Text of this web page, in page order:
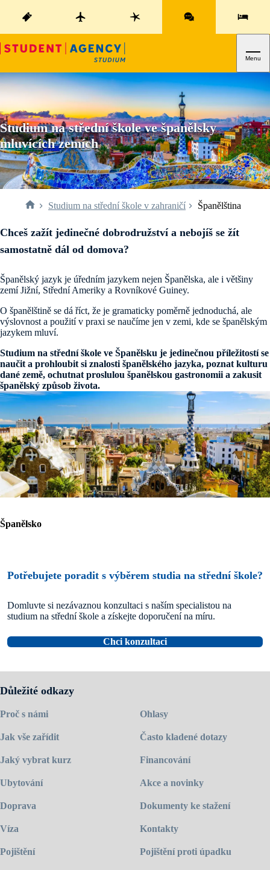
Menu
Studium na střední škole ve španělsky
mluvících zemích
Studium na střední škole v zahraničí Španělština
Chceš zažít jedinečné dobrodružství a nebojíš se žít
samostatně dál od domova?
Španělský jazyk je úředním jazykem nejen Španělska, ale i většiny
zemí Jižní, Střední Ameriky a Rovníkové Guiney.
O španělštině se dá říct, že je gramaticky poměrně jednoduchá, ale
výslovnost a použití v praxi se naučíme jen v zemi, kde se španělským
jazykem mluví.
Studium na střední škole ve Španělsku je jedinečnou příležitostí se
naučit a prohloubit si znalosti španělského jazyka, poznat kulturu
dané země, ochutnat proslulou španělskou gastronomii a zakusit
španělský způsob života.
Španělsko
Potřebujete poradit s výběrem studia na střední škole?
Domluvte si nezávaznou konzultaci s naším specialistou na
studium na střední škole a získejte doporučení na míru.
Chci konzultaci
Důležité odkazy
Proč s námi
Jak vše zařídit
Jaký vybrat kurz
Ubytování
Doprava
Víza
Pojištění
Ohlasy
Často kladené dotazy
Financování
Akce a novinky
Dokumenty ke stažení
Kontakty
Pojištění proti úpadku